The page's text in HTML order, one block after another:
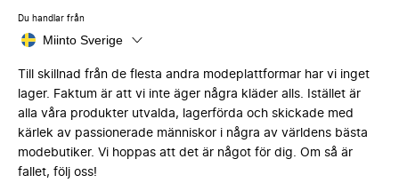
Du handlar från
Miinto Sverige
Till skillnad från de flesta andra modeplattformar har vi inget
lager. Faktum är att vi inte äger några kläder alls. Istället är
alla våra produkter utvalda, lagerförda och skickade med
kärlek av passionerade människor i några av världens bästa
modebutiker. Vi hoppas att det är något för dig. Om så är
fallet, följ oss!